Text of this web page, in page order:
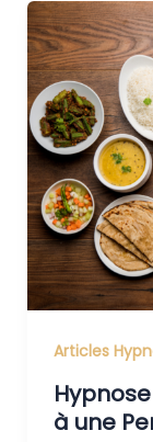
Articles
à une
Hypnose
pour
Maigrir
:
la
réponse
à
une
Perte
de
Poids